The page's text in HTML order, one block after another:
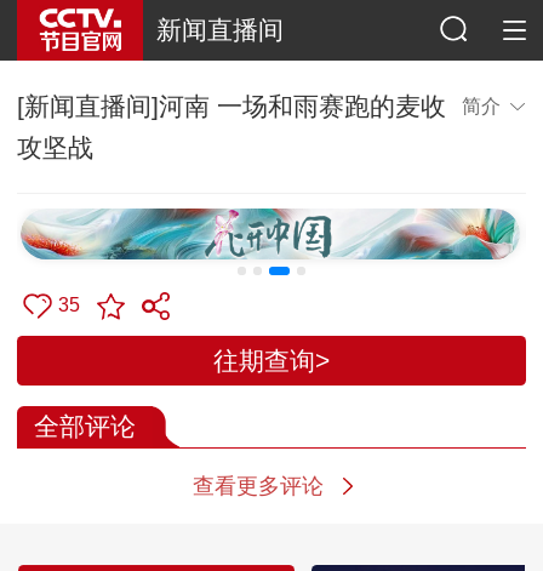
新闻直播间
[新闻直播间]河南 一场和雨赛跑的麦收
攻坚战
简介
35
往期查询>
全部评论
查看更多评论